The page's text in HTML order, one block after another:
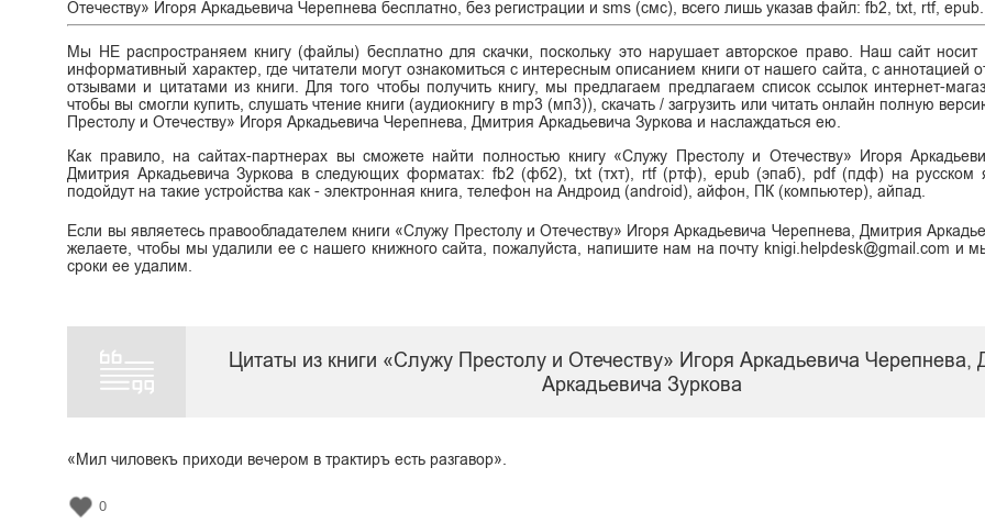
Отечеству» Игоря Аркадьевича Черепнева бесплатно, без регистрации и sms (смс), всего лишь указав файл: fb2, txt, rtf, epub.
Мы НЕ распространяем книгу (файлы) бесплатно для скачки, поскольку это нарушает авторское право. Наш сайт носит
информативный характер, где читатели могут ознакомиться с интересным описанием книги от нашего сайта, с аннотацией
отзывами и цитатами из книги. Для того чтобы получить книгу, мы предлагаем предлагаем список ссылок интернет-
чтобы вы смогли купить, слушать чтение книги (аудиокнигу в mp3 (мп3)), скачать / загрузить или читать онлайн полную
Престолу и Отечеству» Игоря Аркадьевича Черепнева, Дмитрия Аркадьевича Зуркова и наслаждаться ею.
Как правило, на сайтах-партнерах вы сможете найти полностью книгу «Служу Престолу и Отечеству» Игоря
Дмитрия Аркадьевича Зуркова в следующих форматах: fb2 (фб2), txt (тхт), rtf (ртф), epub (эпаб), pdf (пдф) на русском
подойдут на такие устройства как - электронная книга, телефон на Андроид (android), айфон, ПК (компьютер), айпад.
Если вы являетесь правообладателем книги «Служу Престолу и Отечеству» Игоря Аркадьевича Черепнева, Дмитрия
желаете, чтобы мы удалили ее с нашего книжного сайта, пожалуйста, напишите нам на почту knigi.helpdesk@gmail.com и
сроки ее удалим.
Цитаты из книги «Служу Престолу и Отечеству» Игоря Аркадьевича Черепнева,
Аркадьевича Зуркова
«Мил чиловекъ приходи вечером в трактиръ есть разгавор».
0